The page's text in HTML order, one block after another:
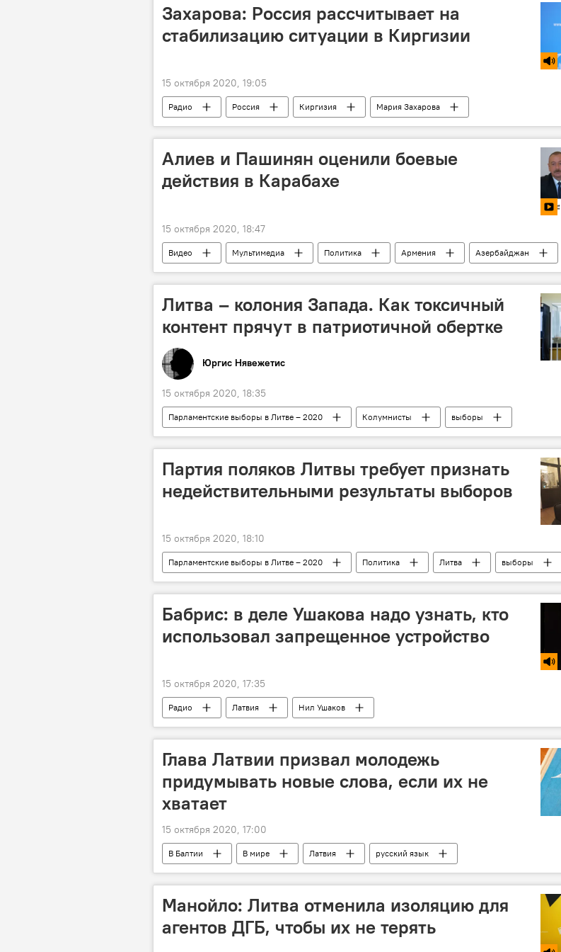
Захарова: Россия рассчитывает на
стабилизацию ситуации в Киргизии
15 октября 2020, 19:05
Радио Россия Киргизия Мария Захарова
Алиев и Пашинян оценили боевые
действия в Карабахе
15 октября 2020, 18:47
Видео Мультимедиа Политика Армения Азербайджан
Литва – колония Запада. Как токсичный
контент прячут в патриотичной обертке
Юргис Нявежетис
15 октября 2020, 18:35
Парламентские выборы в Литве – 2020 Колумнисты
выборы
парламентские выборы
Сейм Литвы Литва
Партия поляков Литвы требует признать
недействительными результаты выборов
15 октября 2020, 18:10
Парламентские выборы в Литве – 2020 Политика Литва
выборы
парламентские выборы
Избирательная акция поляков Литвы — Союз христианских семей
Бабрис: в деле Ушакова надо узнать, кто
использовал запрещенное устройство
15 октября 2020, 17:35
Радио Латвия Нил Ушаков
Глава Латвии призвал молодежь
придумывать новые слова, если их не
хватает
15 октября 2020, 17:00
В Балтии В мире Латвия русский язык
Манойло: Литва отменила изоляцию для
агентов ДГБ, чтобы их не терять